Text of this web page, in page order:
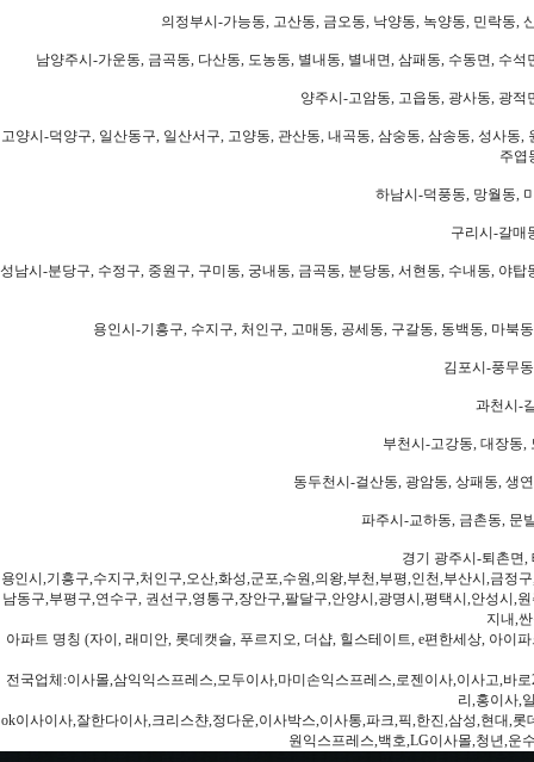
의정부시-가능동, 고산동, 금오동, 낙양동, 녹양동, 민락동,
남양주시-가운동, 금곡동, 다산동, 도농동, 별내동, 별내면, 삼패동, 수동면, 수
양주시-고암동, 고읍동, 광사동, 광
고양시-덕양구, 일산동구, 일산서구, 고양동, 관산동, 내곡동, 삼숭동, 삼송동, 성사
주엽
하남시-덕풍동, 망월동,
구리시-갈매
성남시-분당구, 수정구, 중원구, 구미동, 궁내동, 금곡동, 분당동, 서현동, 수내동, 야
용인시-기흥구, 수지구, 처인구, 고매동, 공세동, 구갈동, 동백동, 마북
김포시-풍무
과천시-
부천시-고강동, 대장동,
동두천시-걸산동, 광암동, 상패동, 생
파주시-교하동, 금촌동, 문
경기 광주시-퇴촌면,
용인시,기흥구,수지구,처인구,오산,화성,군포,수원,의왕,부천,부평,인천,부산시,금
남동구,부평구,연수구, 권선구,영통구,장안구,팔달구,안양시,광명시,평택시,안성시,
지내,
아파트 명칭 (자이, 래미안, 롯데캣슬, 푸르지오, 더샵, 힐스테이트, e편한세상, 아이
전국업체:이사몰,삼익익스프레스,모두이사,마미손익스프레스,로젠이사,이사고,바
리,홍이사,
ok이사이사,잘한다이사,크리스챤,정다운,이사박스,이사통,파크,픽,한진,삼성,현대,
원익스프레스,백호,LG이사몰,청년,운